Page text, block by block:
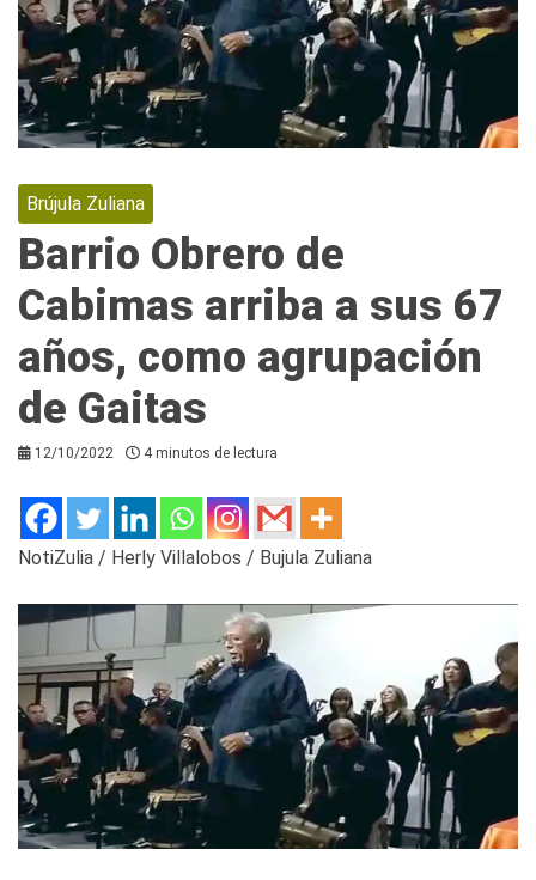
Brújula Zuliana
Barrio Obrero de
Cabimas arriba a sus 67
años, como agrupación
de Gaitas
12/10/2022 4 minutos de lectura
NotiZulia / Herly Villalobos / Bujula Zuliana